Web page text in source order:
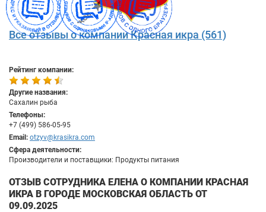
Все отзывы о компании Красная икра (561)
Рейтинг компании:
Другие названия:
Сахалин рыба
Телефоны:
+7 (499) 586-05-95
Email: otzyv@krasikra.com
Сфера деятельности:
Производители и поставщики: Продукты питания
ОТЗЫВ СОТРУДНИКА ЕЛЕНА О КОМПАНИИ КРАСНАЯ
ИКРА В ГОРОДЕ МОСКОВСКАЯ ОБЛАСТЬ ОТ
09.09.2025